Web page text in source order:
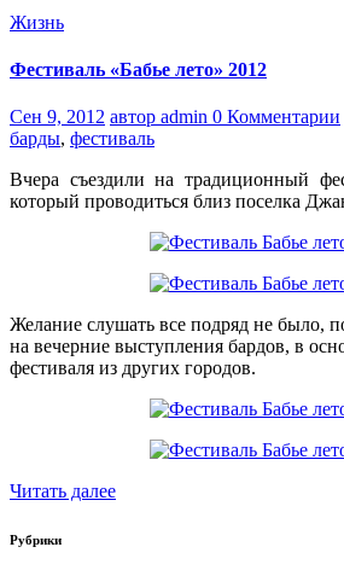
Жизнь
Фестиваль «Бабье лето» 2012
Сен 9, 2012 автор admin 0 Комментарии
барды, фестиваль
Вчера съездили на традиционный
который проводиться близ поселка
Желание слушать все подряд не было,
на вечерние выступления бардов, в
фестиваля из других городов.
Читать далее
Рубрики